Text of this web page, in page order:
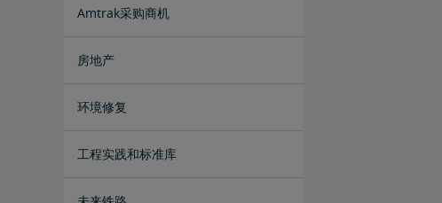
Amtrak采购商机
房地产
设施安装
租赁，地役
地产所有权
特别活动规划
销售和租赁
Amtrak广告机会
房地产联系人
环境修复
East Barracks Trenton铁路站场
New York Penn Station
Wilmington西铁路站场
Cedar Hill Hamden铁路站场
County Yard New Brunswick铁路站
工程实践和标准库